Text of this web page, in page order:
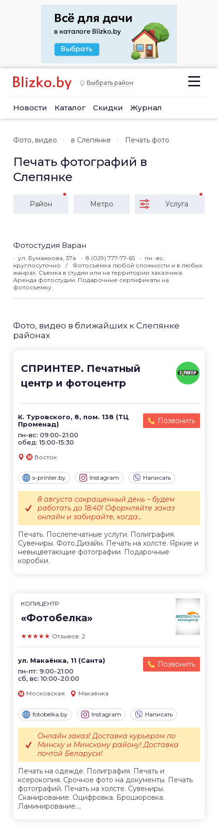
Выбрать район
Новости Каталог Скидки Журнал
Фото, видео в Слепянке Печать фото
Печать фотографий в
Слепянке
Район Метро Услуга
Фотостудия Варан
ул. Бумажкова, 37а 8 (029) 777-77-65
пн.-вс.:
круглосуточно
Фотосъемка любой сложности и в любых
жанрах. Съемка в студии или на территории заказчика.
Аренда фотостудии. Подарочные сертификаты на
фотосъемку.
Фото, видео в ближайших к Слепянке
районах
СПРИНТЕР. Печатный
центр и фотоцентр
К. Туровского, 8, пом. 138 (ТЦ
Променад)
пн-вс: 09:00-21:00
обед: 15:00-15:30
Позвонить
Восток
s-printer.by Instagram Написать
Печать. Послепечатные услуги. Полиграфия.
Сувениры. Фото.Дизайн. Печать на холсте. Яркие и
невыцветающие фотографии. Подарочные
коробки.
8 августа сокращенный день – будем
работать до 18:40! Оформляйте заказ
онлайн и забирайте, когда...
КОПИЦЕНТР
«Фотобелка»
★★★★★ Отзывов: 2
ул. Макаёнка, 11 (Санта)
пн-пт: 9:00-21:00
сб, вс: 10:00-20:00
Позвонить
Московская Макаёнка
fotobelka.by Instagram Написать
Печать на одежде. Полиграфия. Печать и
ксерокопия. Срочное фото на документы. Печать
фотографий. Печать на холсте. Сувениры.
Сканирование. Оцифровка. Брошюровка.
Ламинирование....
Онлайн заказ! Доставка курьером по
Минску и Минскому району! Доставка
почтой Беларуси!